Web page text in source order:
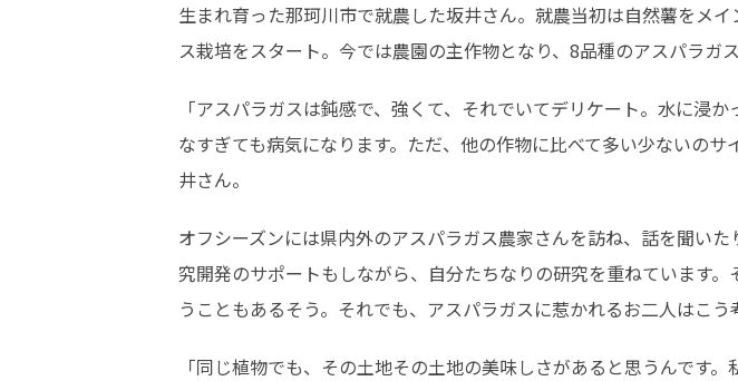
生まれ育った那珂川市で就農した坂井さん。就農当初は自然薯をメ
ス栽培をスタート。今では農園の主作物となり、8品種のアスパラガス
「アスパラガスは鈍感で、強くて、それでいてデリケート。水に浸
なすぎても病気になります。ただ、他の作物に比べて多い少ないの
井さん。
オフシーズンには県内外のアスパラガス農家さんを訪ね、話を聞い
究開発のサポートもしながら、自分たちなりの研究を重ねています
うこともあるそう。それでも、アスパラガスに惹かれるお二人はこう
「同じ植物でも、その土地その土地の美味しさがあると思うんです